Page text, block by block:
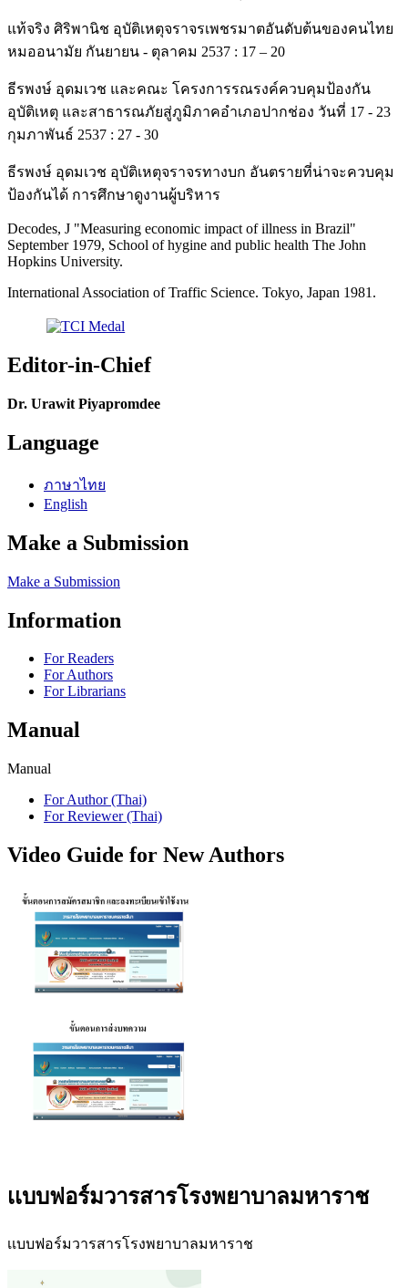
แท้จริง ศิริพานิช อุบัติเหตุจราจรเพชรมาตอันดับต้นของคนไทย
หมออนามัย กันยายน - ตุลาคม 2537 : 17 – 20
ธีรพงษ์ อุดมเวช และคณะ โครงการรณรงค์ควบคุมป้องกัน
อุบัติเหตุ และสาธารณภัยสู่ภูมิภาคอำเภอปากช่อง วันที่ 17 - 23
กุมภาพันธ์ 2537 : 27 - 30
ธีรพงษ์ อุดมเวช อุบัติเหตุจราจรทางบก อันตรายที่น่าจะควบคุม
ป้องกันได้ การศึกษาดูงานผู้บริหาร
Decodes, J "Measuring economic impact of illness in Brazil"
September 1979, School of hygine and public health The John
Hopkins University.
International Association of Traffic Science. Tokyo, Japan 1981.
Editor-in-Chief
Dr. Urawit Piyapromdee
Language
ภาษาไทย
English
Make a Submission
Make a Submission
Information
For Readers
For Authors
For Librarians
Manual
Manual
For Author (Thai)
For Reviewer (Thai)
Video Guide for New Authors
เเบบฟอร์มวารสารโรงพยาบาลมหาราช
เเบบฟอร์มวารสารโรงพยาบาลมหาราช